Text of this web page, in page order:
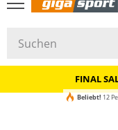
GIGASTYLE
FAHRRAD­
FINAL
Beliebt! 12